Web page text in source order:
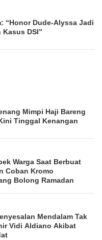
“Honor Dude-Alyssa Jadi
DSI”
Mimpi Haji Bareng
Tinggal Kenangan
Warga Saat Berbuat
Coban Kromo
Bolong Ramadan
Mendalam Tak
Vidi Aldiano Akibat